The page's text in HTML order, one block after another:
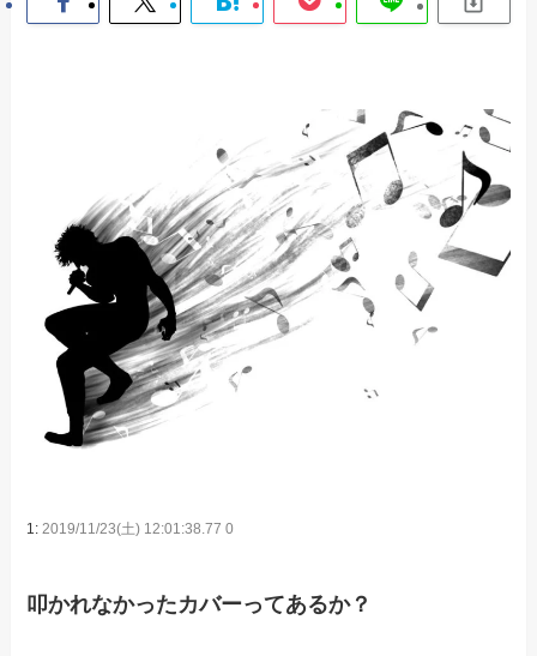
1: 2019/11/23(土) 12:01:38.77 0
叩かれなかったカバーってあるか？